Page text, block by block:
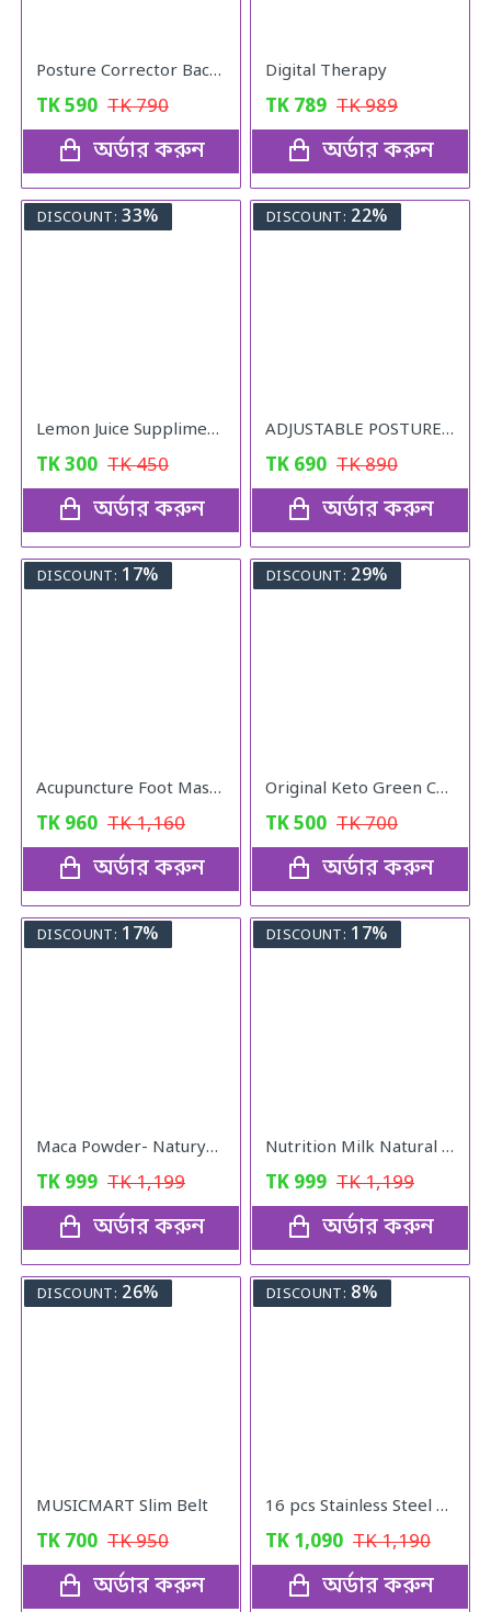
Posture Corrector Back Adjustable Posture
TK590 TK790
অর্ডার করুন
Digital Therapy
TK 789 TK989
অর্ডার করুন
DISCOUNT: 33%
Lemon Juice Suppliment Weight Loss Lemon Juice 120g
TK300 TK450
অর্ডার করুন
DISCOUNT: 22%
ADJUSTABLE POSTURE Back Support Belt (UNISEX)
TK 690 TK890
অর্ডার করুন
DISCOUNT: 17%
Acupuncture Foot Massager
TK 960 TK1,160
অর্ডার করুন
DISCOUNT: 29%
Original Keto Green Coffee weight loss
TK500 TK700
অর্ডার করুন
DISCOUNT: 17%
Maca Powder- Naturya Organic
TK 999 TK1,199
অর্ডার করুন
DISCOUNT: 17%
Nutrition Milk Natural Weight Gain Formula
TK 999 TK1,199
অর্ডার করুন
DISCOUNT: 26%
MUSICMART Slim Belt
TK 700 TK950
অর্ডার করুন
DISCOUNT: 8%
16 pcs Stainless Steel Nail Cutter Clipper Tool Box Set For Personal Care Manicure Set
TK 1,090 TK1,190
অর্ডার করুন